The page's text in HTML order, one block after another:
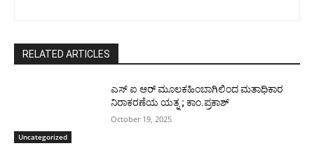
RELATED ARTICLES
Uncategorized
ಎಸ್ ಐ ಆರ್ ಮೂಲಕಹಿಂಬಾಗಿಲಿಂದ ಮತಾಧಿಕಾರ
ನಿರಾಕರಣೆಯ ಯತ್ನ ; ಕಾಂ.ಪ್ರಕಾಶ್
October 19, 2025